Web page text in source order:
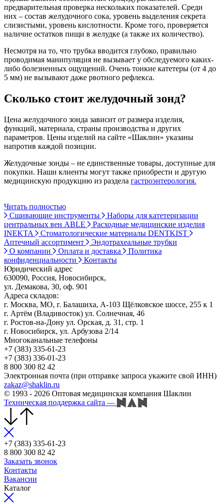
предварительная проверка нескольких показателей. Среди
них – состав желудочного сока, уровень выделения секрета
слизистыми, уровень кислотности. Кроме того, проверяется
наличие остатков пищи в желудке (а также их количество).
Несмотря на то, что трубка вводится глубоко, правильно
проводимая манипуляция не вызывает у обследуемого каких-
либо болезненных ощущений. Очень тонкие катетеры (от 4 до
5 мм) не вызывают даже рвотного рефлекса.
Сколько стоит желудочный зонд?
Цена желудочного зонда зависит от размера изделия,
функций, материала, страны производства и других
параметров. Цены изделий на сайте «Шаклин» указаны
напротив каждой позиции.
Желудочные зонды – не единственные товары, доступные для
покупки. Наши клиенты могут также приобрести и другую
медицинскую продукцию из раздела гастроэнтерология.
Читать полностью
Сшивающие инструменты
Наборы для катетеризации
центральных вен ABLE
Расходные медицинские изделия
INEKTA
Стоматологические материалы DENTKIST
Аптечный ассортимент
Эндотрахеальные трубки
О компании
Оплата и доставка
Политика
конфиденциальности
Контакты
Юридический адрес
630090, Россия, Новосибирск,
ул. Демакова, 30, оф. 901
Адреса складов:
г. Москва, МО, г. Балашиха, А-103 Щёлковское шоссе, 255 к 1
г. Артём (Владивосток) ул. Солнечная, 46
г. Ростов-на-Дону ул. Орская, д. 31, стр. 1
г. Новосибирск, ул. Арбузова 2/14
Многоканальные телефоны
+7 (383) 335-61-23
+7 (383) 336-01-23
8 800 300 82 42
Электронная почта (при отправке запроса укажите свой ИНН)
zakaz@shaklin.ru
© 1993 - 2026 Оптовая медицинская компания Шаклин
Техническая поддержка сайта —
+7 (383) 335-61-23
8 800 300 82 42
Заказать звонок
Контакты
Вакансии
Каталог